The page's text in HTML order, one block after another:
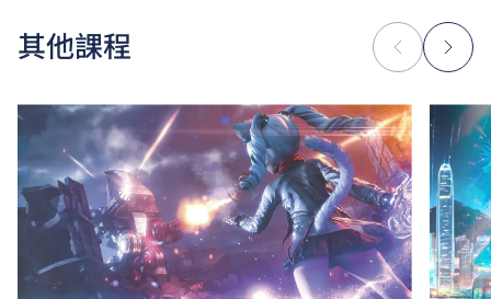
其他課程